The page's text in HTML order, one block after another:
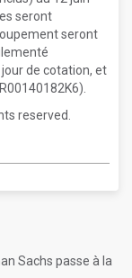
seront
seront
de cotation, et
reserved.
Sachs passe à la